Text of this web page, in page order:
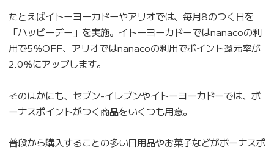
たとえばイトーヨーカドーやアリオでは、毎月8のつく日を
「ハッピーデー」を実施。イトーヨーカドーではnanacoの利
用で5％OFF、アリオではnanacoの利用でポイント還元率が
2.0％にアップします。
そのほかにも、セブン-イレブンやイトーヨーカドーでは、ボ
ーナスポイントがつく商品をいくつも用意。
普段から購入することの多い日用品やお菓子などがボーナスポ